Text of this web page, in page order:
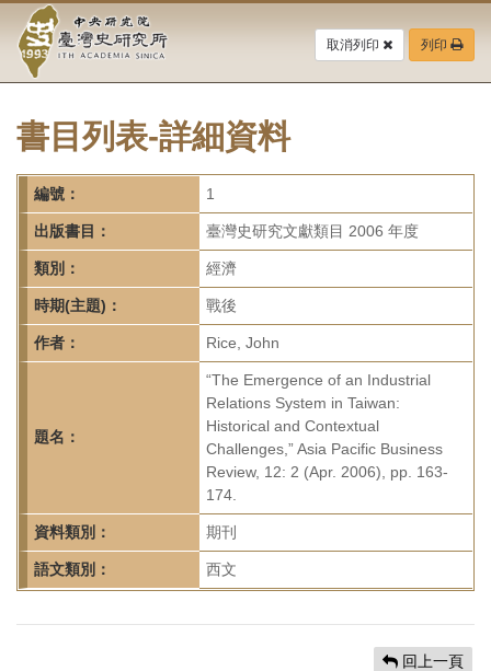
要
中
央
研
究
院-
臺
灣
史
研
所-
頁
取消列印 列印
書目列表-詳細資料
編號： 1
出版書目： 臺灣史研究文獻類目 2006 年度
類別： 經濟
時期(主題)： 戰後
作者： Rice, John
題名：
“The Emergence of an Industrial
Relations System in Taiwan:
Historical and Contextual
Challenges,” Asia Pacific Business
Review, 12: 2 (Apr. 2006), pp. 163-
174.
資料類別： 期刊
語文類別： 西文
回上一頁